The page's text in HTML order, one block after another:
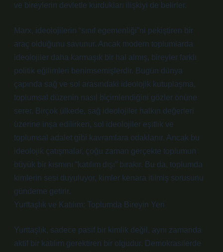
ve bireylerin devletle kurdukları ilişkiyi de belirler.
Marx, ideolojilerin “sınıf egemenliği”ni pekiştiren bir
araç olduğunu savunur. Ancak modern toplumlarda
ideolojiler daha karmaşık bir hal almış, bireyler farklı
politik eğilimleri benimsemişlerdir. Bugün dünya
çapında sağ ve sol arasındaki ideolojik kutuplaşma,
toplumsal düzenin nasıl biçimlendiğini gözler önüne
serer. Birçok ülkede, sağ ideolojiler halkın değerleri
üzerine inşa edilirken, sol ideolojiler eşitlik ve
toplumsal adalet gibi kavramlara odaklanır. Ancak bu
ideolojik çatışmalar, çoğu zaman gerçekte toplumun
büyük bir kısmını “katılım dışı” bırakır. Bu da, toplumda
kimlerin sesi duyuluyor, kimler kenara itilmiş sorusunu
gündeme getirir.
Yurttaşlık ve Katılım: Toplumda Bireyin Yeri
Yurttaşlık, sadece pasif bir kimlik değil, aynı zamanda
aktif bir katılım gerektiren bir olgudur. Demokrasilerde